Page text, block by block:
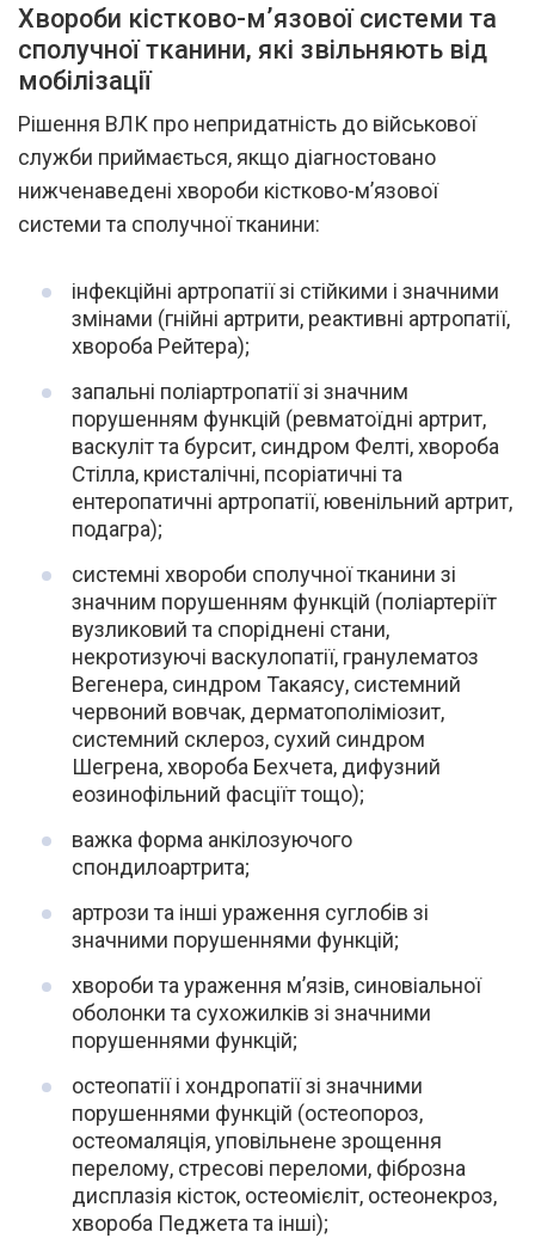
Хвороби кістково-м’язової системи та
сполучної тканини, які звільняють від
мобілізації
Рішення ВЛК про непридатність до військової
служби приймається, якщо діагностовано
нижченаведені хвороби кістково-м’язової
системи та сполучної тканини:
інфекційні артропатії зі стійкими і значними
змінами (гнійні артрити, реактивні артропатії,
хвороба Рейтера);
запальні поліартропатії зі значним
порушенням функцій (ревматоїдні артрит,
васкуліт та бурсит, синдром Фелті, хвороба
Стілла, кристалічні, псоріатичні та
ентеропатичні артропатії, ювенільний артрит,
подагра);
системні хвороби сполучної тканини зі
значним порушенням функцій (поліартеріїт
вузликовий та споріднені стани,
некротизуючі васкулопатії, гранулематоз
Вегенера, синдром Такаясу, системний
червоний вовчак, дерматополіміозит,
системний склероз, сухий синдром
Шегрена, хвороба Бехчета, дифузний
еозинофільний фасціїт тощо);
важка форма анкілозуючого
спондилоартрита;
артрози та інші ураження суглобів зі
значними порушеннями функцій;
хвороби та ураження м’язів, синовіальної
оболонки та сухожилків зі значними
порушеннями функцій;
остеопатії і хондропатії зі значними
порушеннями функцій (остеопороз,
остеомаляція, уповільнене зрощення
перелому, стресові переломи, фіброзна
дисплазія кісток, остеомієліт, остеонекроз,
хвороба Педжета та інші);